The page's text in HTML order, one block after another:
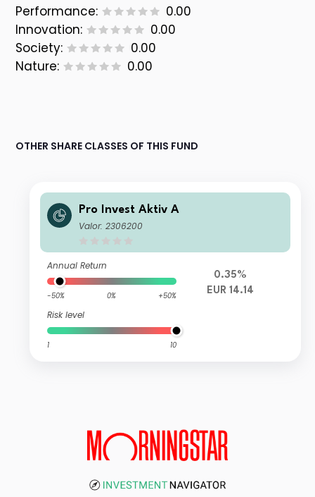
Performance:
0.00
Innovation:
0.00
Society:
0.00
Nature:
0.00
OTHER SHARE CLASSES OF THIS FUND
Pro Invest Aktiv A
Valor: 2306200
Annual Return
-50% 0% +50%
Risk level
1 10
0.35%
EUR 14.14